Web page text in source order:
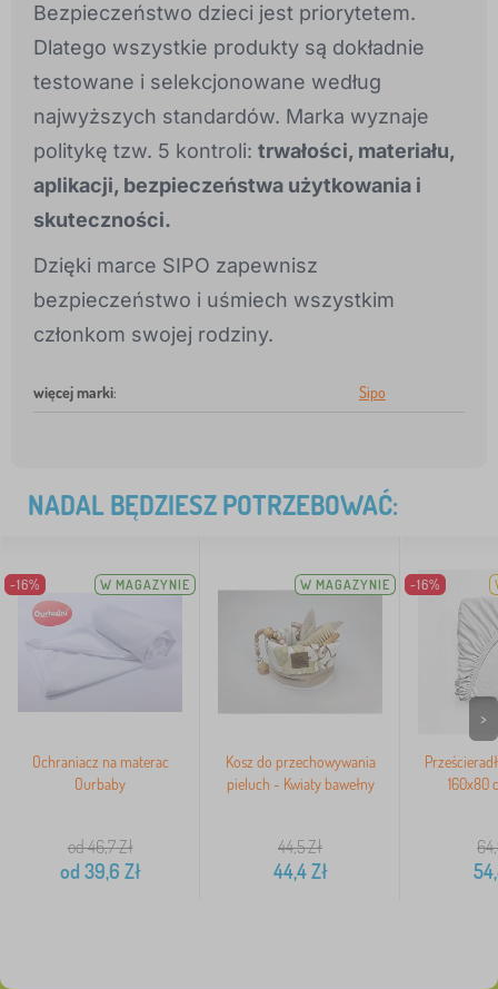
Bezpieczeństwo dzieci jest priorytetem.
Dlatego wszystkie produkty są dokładnie
testowane i selekcjonowane według
najwyższych standardów. Marka wyznaje
politykę tzw. 5 kontroli: trwałości, materiału,
aplikacji, bezpieczeństwa użytkowania i
skuteczności.
Dzięki marce SIPO zapewnisz
bezpieczeństwo i uśmiech wszystkim
członkom swojej rodziny.
więcej marki: Sipo
NADAL BĘDZIESZ POTRZEBOWAĆ:
-16% W MAGAZYNIE
Ochraniacz na materac
Ourbaby
od 46,7Zł
od 39,6 Zł
W MAGAZYNIE
Kosz do przechowywania
pieluch - Kwiaty bawełny
44,5Zł
44,4Zł
-16%
160x80
>